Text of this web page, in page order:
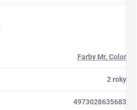
Farby Mr. Color
2 roky
4973028635683